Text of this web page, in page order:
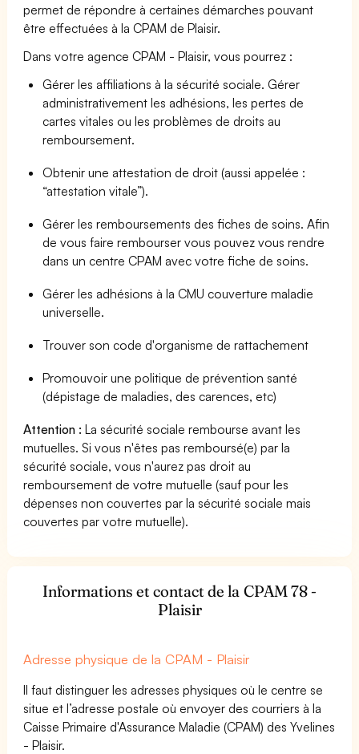
permet de répondre à certaines démarches pouvant
être effectuées à la CPAM de Plaisir.
Dans votre agence CPAM - Plaisir, vous pourrez :
Gérer les affiliations à la sécurité sociale. Gérer
administrativement les adhésions, les pertes de
cartes vitales ou les problèmes de droits au
remboursement.
Obtenir une attestation de droit (aussi appelée :
“attestation vitale”).
Gérer les remboursements des fiches de soins. Afin
de vous faire rembourser vous pouvez vous rendre
dans un centre CPAM avec votre fiche de soins.
Gérer les adhésions à la CMU couverture maladie
universelle.
Trouver son code d'organisme de rattachement
Promouvoir une politique de prévention santé
(dépistage de maladies, des carences, etc)
Attention : La sécurité sociale rembourse avant les
mutuelles. Si vous n'êtes pas remboursé(e) par la
sécurité sociale, vous n'aurez pas droit au
remboursement de votre mutuelle (sauf pour les
dépenses non couvertes par la sécurité sociale mais
couvertes par votre mutuelle).
Informations et contact de la CPAM 78 -
Plaisir
Adresse physique de la CPAM - Plaisir
Il faut distinguer les adresses physiques où le centre se
situe et l’adresse postale où envoyer des courriers à la
Caisse Primaire d'Assurance Maladie (CPAM) des Yvelines
- Plaisir.